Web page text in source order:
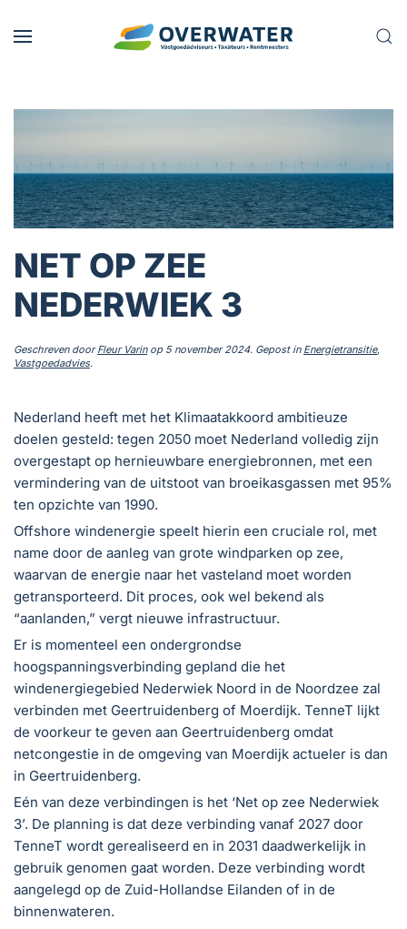
Skip to main content
NET OP ZEE
NEDERWIEK 3
Geschreven doorFleur Varinop 5 november 2024. Gepost in Energietransitie,
Vastgoedadvies.
Nederland heeft met het Klimaatakkoord ambitieuze
doelen gesteld: tegen 2050 moet Nederland volledig zijn
overgestapt op hernieuwbare energiebronnen, met een
vermindering van de uitstoot van broeikasgassen met 95%
ten opzichte van 1990.
Offshore windenergie speelt hierin een cruciale rol, met
name door de aanleg van grote windparken op zee,
waarvan de energie naar het vasteland moet worden
getransporteerd. Dit proces, ook wel bekend als
“aanlanden,” vergt nieuwe infrastructuur.
Er is momenteel een ondergrondse
hoogspanningsverbinding gepland die het
windenergiegebied Nederwiek Noord in de Noordzee zal
verbinden met Geertruidenberg of Moerdijk. TenneT lijkt
de voorkeur te geven aan Geertruidenberg omdat
netcongestie in de omgeving van Moerdijk actueler is dan
in Geertruidenberg.
Eén van deze verbindingen is het ‘Net op zee Nederwiek
3’. De planning is dat deze verbinding vanaf 2027 door
TenneT wordt gerealiseerd en in 2031 daadwerkelijk in
gebruik genomen gaat worden. Deze verbinding wordt
aangelegd op de Zuid-Hollandse Eilanden of in de
binnenwateren.